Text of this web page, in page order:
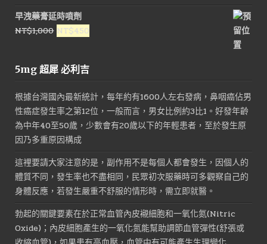
價
格：
NT$3,000。
價
早洩藥膏延時噴劑
NT$1,000 原
格：
NT$450
5mg 超犀 必利吉
根據台灣國內最新統計，每年約有1600人左右發病，鼻咽癌佔男
性癌症發生率之第12位，一般而言，男女比例約3比1。好發年齡
為中年40至50歲，少數會有20歲以下的年輕患者，至於發生原
因乃多重原因構成
這裡要請大家注意的是，副作用不是每個人都會發生，因個人的
體質不同，發生率也不盡相同，民眾初次服藥時可多觀察自己的
身體反應，若發生嚴重不舒服的情形時，需立即就醫。
勃起的關鍵要素在於正常血管內皮襯細胞和一氧化氮(Nitric
Oxide)；內皮細胞產生的一氧化氮能幫助調節血管彈性(舒張或